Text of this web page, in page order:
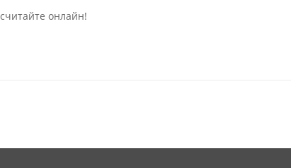
8 м. Продукцию удобно транспортировать и
онлайн!